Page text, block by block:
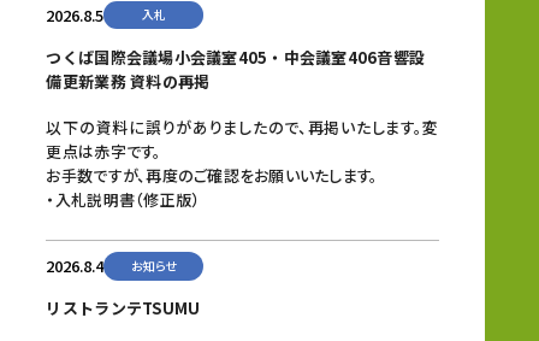
2026.8.5 入札
つくば国際会議場小会議室405・中会議室406音響設
備更新業務 資料の再掲
以下の資料に誤りがありましたので、再掲いたします。変
更点は赤字です。
お手数ですが、再度のご確認をお願いいたします。
・入札説明書（修正版）
2026.8.4 お知らせ
リストランテTSUMU